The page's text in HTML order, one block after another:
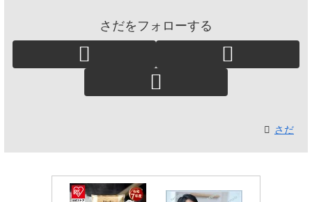
さだをフォローする
さだ